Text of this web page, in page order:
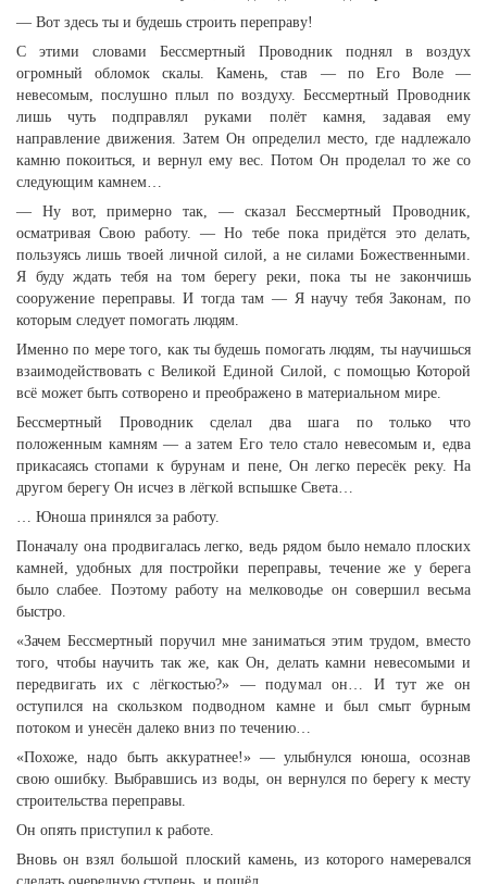
— Вот здесь ты и будешь строить переправу!
С этими словами Бессмертный Проводник поднял в воздух
огромный обломок скалы. Камень, став — по Его Воле —
невесомым, послушно плыл по воздуху. Бессмертный Проводник
лишь чуть подправлял руками полёт камня, задавая ему
направление движения. Затем Он определил место, где надлежало
камню покоиться, и вернул ему вес. Потом Он проделал то же со
следующим камнем…
— Ну вот, примерно так, — сказал Бессмертный Проводник,
осматривая Свою работу. — Но тебе пока придётся это делать,
пользуясь лишь твоей личной силой, а не силами Божественными.
Я буду ждать тебя на том берегу реки, пока ты не закончишь
сооружение переправы. И тогда там — Я научу тебя Законам, по
которым следует помогать людям.
Именно по мере того, как ты будешь помогать людям, ты научишься
взаимодействовать с Великой Единой Силой, с помощью Которой
всё может быть сотворено и преображено в материальном мире.
Бессмертный Проводник сделал два шага по только что
положенным камням — а затем Его тело стало невесомым и, едва
прикасаясь стопами к бурунам и пене, Он легко пересёк реку. На
другом берегу Он исчез в лёгкой вспышке Света…
… Юноша принялся за работу.
Поначалу она продвигалась легко, ведь рядом было немало плоских
камней, удобных для постройки переправы, течение же у берега
было слабее. Поэтому работу на мелководье он совершил весьма
быстро.
«Зачем Бессмертный поручил мне заниматься этим трудом, вместо
того, чтобы научить так же, как Он, делать камни невесомыми и
передвигать их с лёгкостью?» — подумал он… И тут же он
оступился на скользком подводном камне и был смыт бурным
потоком и унесён далеко вниз по течению…
«Похоже, надо быть аккуратнее!» — улыбнулся юноша, осознав
свою ошибку. Выбравшись из воды, он вернулся по берегу к месту
строительства переправы.
Он опять приступил к работе.
Вновь он взял большой плоский камень, из которого намеревался